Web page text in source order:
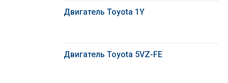
Двигатель Toyota 1Y
Двигатель Toyota 5VZ-FE